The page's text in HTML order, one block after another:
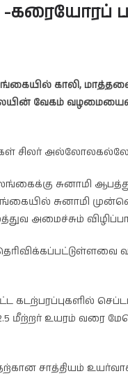
காலி,
வேகம்
சிலர்
சுனாமி
சுனாமி
அமைச்சும்
மீற்றர் உயரம் வரை
சாத்தியம்